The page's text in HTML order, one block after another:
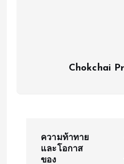
Chokchai
ความท้าทาย
และโอกาส
ของ